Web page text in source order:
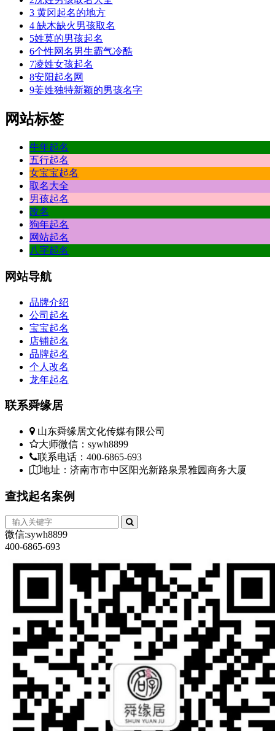
3 黄冈起名的地方
4 缺木缺火男孩取名
5姓莫的男孩起名
6个性网名男生霸气冷酷
7凌姓女孩起名
8安阳起名网
9姜姓独特新颖的男孩名字
网站标签
牛年起名
五行起名
女宝宝起名
取名大全
男孩起名
改名
狗年起名
网站起名
八字起名
网站导航
品牌介绍
公司起名
宝宝起名
店铺起名
品牌起名
个人改名
龙年起名
联系舜缘居
山东舜缘居文化传媒有限公司
大师微信：sywh8899
联系电话：400-6865-693
地址：济南市市中区阳光新路泉景雅园商务大厦
查找起名案例
微信:sywh8899
400-6865-693